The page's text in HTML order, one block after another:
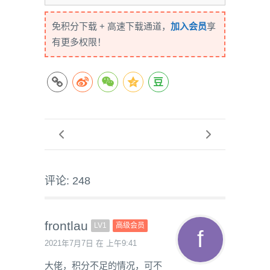
免积分下载 + 高速下载通道， 加入会员享
有更多权限！
评论: 248
frontlau LV1 高级会员
2021年7月7日 在 上午9:41
大佬，积分不足的情况，可不